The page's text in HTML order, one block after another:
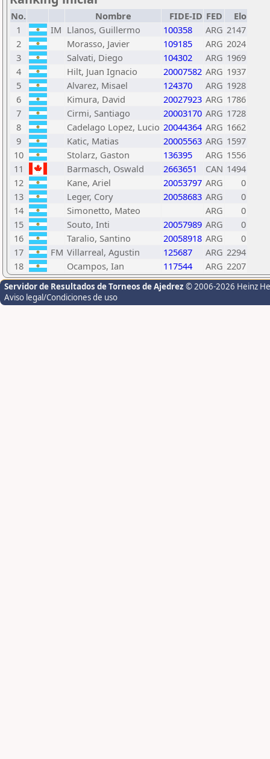
No. Nombre FIDE-ID FED
Elo
1
IM Llanos, Guillermo 100358 ARG 2147
2
Morasso, Javier 109185 ARG 2024
3
Salvati, Diego 104302 ARG 1969
4
Hilt, Juan Ignacio 20007582 ARG 1937
5
Alvarez, Misael 124370 ARG 1928
6
Kimura, David 20027923 ARG 1786
7
Cirmi, Santiago 20003170 ARG 1728
8
Cadelago Lopez, Lucio 20044364 ARG 1662
9
Katic, Matias 20005563 ARG 1597
10
Stolarz, Gaston 136395 ARG 1556
11
Barmasch, Oswald 2663651 CAN 1494
12
Kane, Ariel 20053797 ARG
0
13
Leger, Cory 20058683 ARG
0
14
Simonetto, Mateo ARG
0
15
Souto, Inti 20057989 ARG
0
16
Taralio, Santino 20058918 ARG
0
17
FM Villarreal, Agustin 125687 ARG 2294
18
Ocampos, Ian 117544 ARG 2207
Servidor de Resultados de Torneos de Ajedrez © 2006-2026 Heinz
Aviso legal/Condiciones de uso